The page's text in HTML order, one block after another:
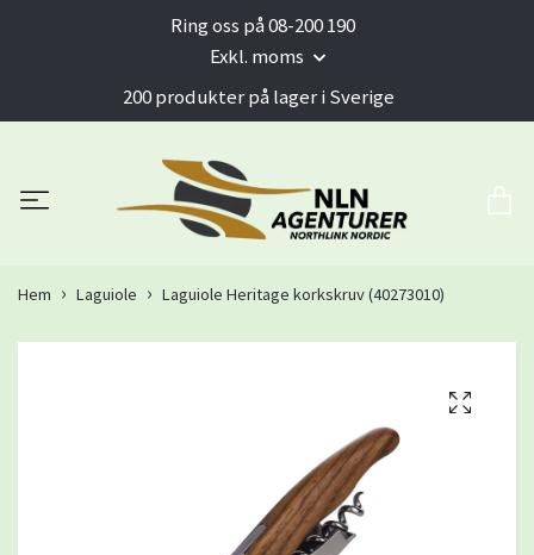
Ring oss på 08-200 190
Exkl. moms
200 produkter på lager i Sverige
Hem Laguiole Laguiole Heritage korkskruv (40273010)